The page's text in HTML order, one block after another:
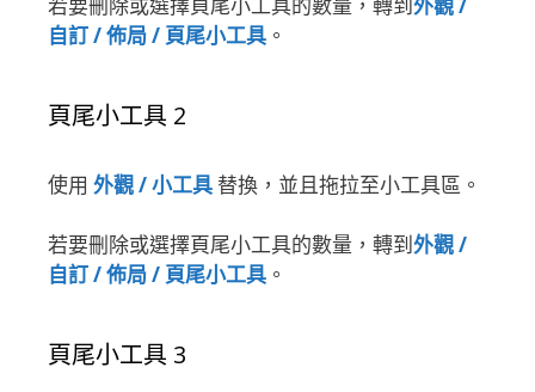
自訂 / 佈局 / 頁尾小工具 。
頁尾小工具 2
使用 外觀 / 小工具 替換，並且拖拉至小工具區。
若要刪除或選擇頁尾小工具的數量，轉到外觀 /
自訂 / 佈局 / 頁尾小工具 。
頁尾小工具 3